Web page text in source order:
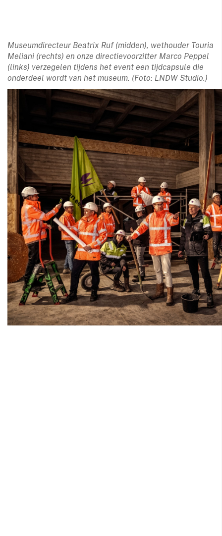
Museumdirecteur Beatrix Ruf (midden), wethouder Touria
Meliani (rechts) en onze directievoorzitter Marco Peppel
(links) verzegelen tijdens het event een tijdcapsule die
onderdeel wordt van het museum. (Foto: LNDW Studio.)